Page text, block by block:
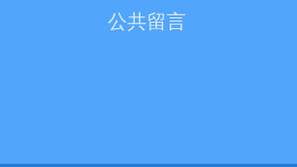
公共留言